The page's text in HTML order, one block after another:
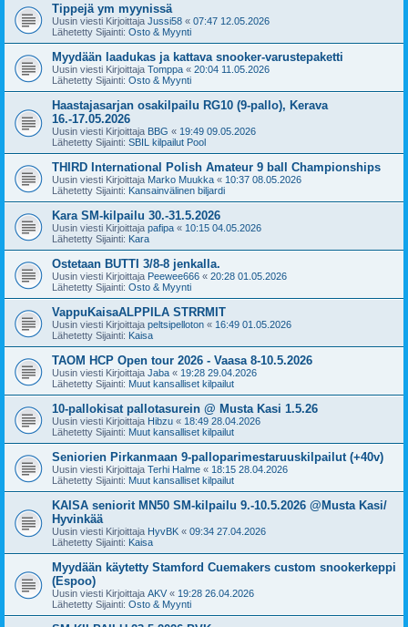
Tippejä ym myynissä
Uusin viesti Kirjoittaja Jussi58 « 07:47 12.05.2026
Lähetetty Sijainti: Osto & Myynti
Myydään laadukas ja kattava snooker-varustepaketti
Uusin viesti Kirjoittaja Tomppa « 20:04 11.05.2026
Lähetetty Sijainti: Osto & Myynti
Haastajasarjan osakilpailu RG10 (9-pallo), Kerava
16.-17.05.2026
Uusin viesti Kirjoittaja BBG « 19:49 09.05.2026
Lähetetty Sijainti: SBIL kilpailut Pool
THIRD International Polish Amateur 9 ball Championships
Uusin viesti Kirjoittaja Marko Muukka « 10:37 08.05.2026
Lähetetty Sijainti: Kansainvälinen biljardi
Kara SM-kilpailu 30.-31.5.2026
Uusin viesti Kirjoittaja pafipa « 10:15 04.05.2026
Lähetetty Sijainti: Kara
Ostetaan BUTTI 3/8-8 jenkalla.
Uusin viesti Kirjoittaja Peewee666 « 20:28 01.05.2026
Lähetetty Sijainti: Osto & Myynti
VappuKaisaALPPILA STRRMIT
Uusin viesti Kirjoittaja peltsipelloton « 16:49 01.05.2026
Lähetetty Sijainti: Kaisa
TAOM HCP Open tour 2026 - Vaasa 8-10.5.2026
Uusin viesti Kirjoittaja Jaba « 19:28 29.04.2026
Lähetetty Sijainti: Muut kansalliset kilpailut
10-pallokisat pallotasurein @ Musta Kasi 1.5.26
Uusin viesti Kirjoittaja Hibzu « 18:49 28.04.2026
Lähetetty Sijainti: Muut kansalliset kilpailut
Seniorien Pirkanmaan 9-palloparimestaruuskilpailut (+40v)
Uusin viesti Kirjoittaja Terhi Halme « 18:15 28.04.2026
Lähetetty Sijainti: Muut kansalliset kilpailut
KAISA seniorit MN50 SM-kilpailu 9.-10.5.2026 @Musta Kasi/
Hyvinkää
Uusin viesti Kirjoittaja HyvBK « 09:34 27.04.2026
Lähetetty Sijainti: Kaisa
Myydään käytetty Stamford Cuemakers custom snookerkeppi
(Espoo)
Uusin viesti Kirjoittaja AKV « 19:28 26.04.2026
Lähetetty Sijainti: Osto & Myynti